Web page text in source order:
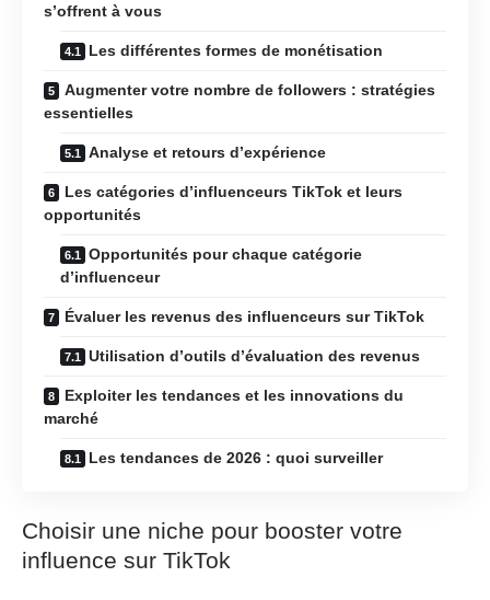
s’offrent à vous
Les différentes formes de monétisation
Augmenter votre nombre de followers : stratégies
essentielles
Analyse et retours d’expérience
Les catégories d’influenceurs TikTok et leurs
opportunités
Opportunités pour chaque catégorie
d’influenceur
Évaluer les revenus des influenceurs sur TikTok
Utilisation d’outils d’évaluation des revenus
Exploiter les tendances et les innovations du
marché
Les tendances de 2026 : quoi surveiller
Choisir une niche pour booster votre
influence sur TikTok